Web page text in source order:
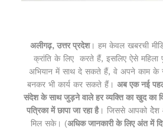
अलीगढ़, उत्तर प्रदेश। हम केवल खबरची
क्रांति के लिए करते हैं, इसलिए ऐसे महिला
अभियान में साथ दे सकते हैं, वे अपने काम के
बनकर भी कार्य कर सकते हैं। अब एक नई
संदेश के साथ जुड़ने वाले हर व्यक्ति का खुद का
पत्रिका में छापा जा रहा है। जिससे आपको देेेश
मिल सके। (अधिक जानकारी के लिए अंत में